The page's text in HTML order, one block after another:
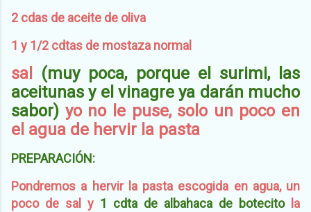
2 cdas de aceite de oliva
1 y 1/2 cdtas de mostaza normal
sal (muy poca, porque el surimi, las
aceitunas y el vinagre ya darán mucho
sabor) yo no le puse, solo un poco en
el agua de hervir la pasta
PREPARACIÓN:
Pondremos a hervir la pasta escogida en agua, un
poco de sal y 1 cdta de albahaca de botecitola